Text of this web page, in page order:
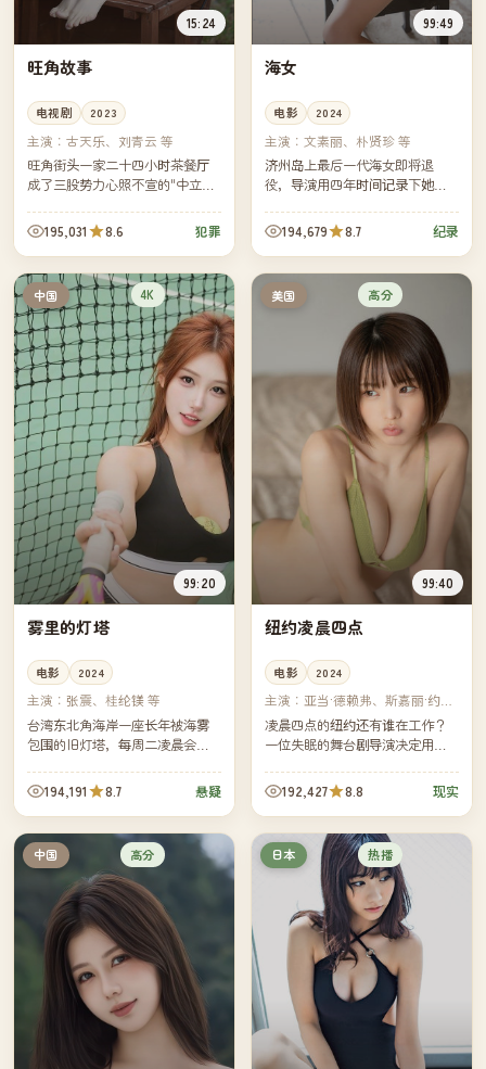
15:24
旺角故事
电视剧 2023
主演： 古天乐、刘青云 等
旺角街头一家二十四小时茶餐厅
成了三股势力心照不宣的"中立
得不在同一晚摊开各自的牌。
195,031 8.6 犯罪
99:49
海女
电影 2024
主演：文素丽、朴贤珍 等
济州岛上最后一代海女即将退
役，导演用四年时间记录下她们
作。海平面之下安静得只剩心
跳，海平面之上她们彼此扶着，
缓慢走回...
194,679 8.7 纪录
中国 4K
99:20
雾里的灯塔
电影 2024
主演： 张震、桂纶镁 等
台湾东北角海岸一座长年被海雾
包围的旧灯塔，每周二凌晨会出
研究员决定独自守一周，看那束
光从哪里来。
194,191 8.7 悬疑
美国 高分
99:40
纽约凌晨四点
电影 2024
主演： 亚当·德赖弗、斯嘉丽·约翰
逊 等
凌晨四点的纽约还有谁在工作？
一位失眠的舞台剧导演决定用一
穿过出租车、早班面包房、空旷
的地铁——也跟着他走回自己空
空的...
192,427 8.8 现实
中国 高分 日本 热播